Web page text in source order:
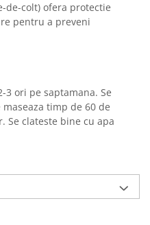
de-colt) ofera protectie
pentru a preveni
3 ori pe saptamana. Se
timp de 60 de
Se clateste bine cu apa